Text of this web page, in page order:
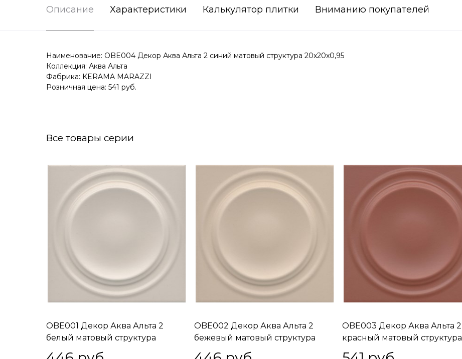
Описание Характеристики Калькулятор плитки Вниманию покупателей
Наименование: OBE004 Декор Аква Альта 2 синий матовый структура 20x20x0,95
Коллекция: Аква Альта
Фабрика: KERAMA MARAZZI
Розничная цена: 541 руб.
Все товары серии
OBE001 Декор Аква Альта 2
белый матовый структура
OBE002 Декор Аква Альта 2
бежевый матовый структура
OBE003 Декор Аква Альта 2
красный матовый структура